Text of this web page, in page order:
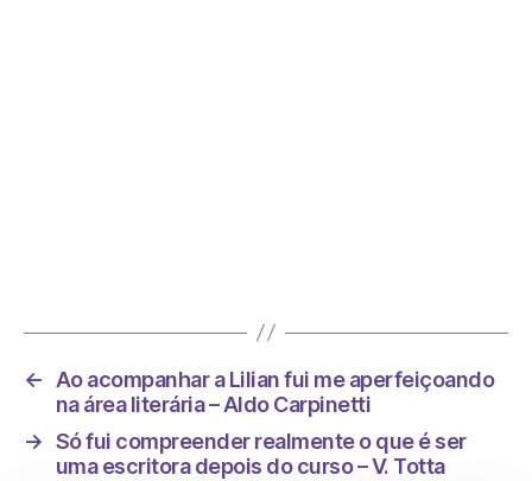
←
Ao acompanhar a Lilian fui me aperfeiçoando
na área literária – Aldo Carpinetti
→ Só fui compreender realmente o que é ser
uma escritora depois do curso – V. Totta